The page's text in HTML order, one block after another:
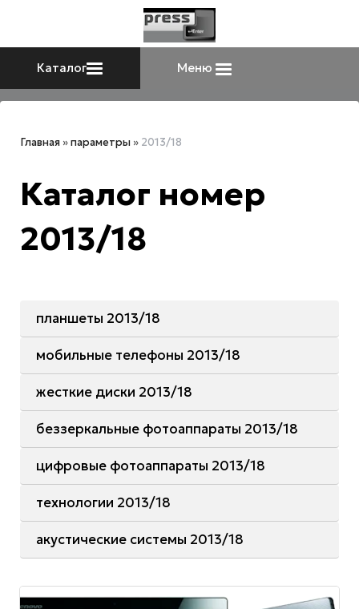
Каталог Меню
Главная »параметры » 2013/18
Каталог номер
2013/18
планшеты 2013/18
мобильные телефоны 2013/18
жесткие диски 2013/18
беззеркальные фотоаппараты 2013/18
цифровые фотоаппараты 2013/18
технологии 2013/18
акустические системы 2013/18